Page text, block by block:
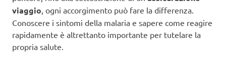
viaggio, ogni accorgimento può fare la differenza.
Conoscere i sintomi della malaria e sapere come reagire
rapidamente è altrettanto importante per tutelare la
propria salute.